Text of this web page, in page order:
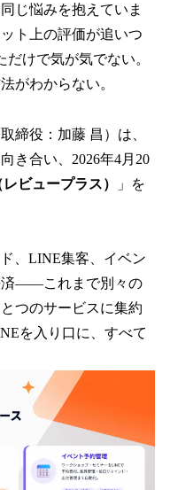
じ悩みを抱えていま
ト上の評価が追いつ
けで気が気でない。
がわからない。
締役：加藤 昌）は、
き合い、2026年4月20
ビュープラス）
」を
、LINE集客、イベン
済——これまで別々の
つのサービスに集約
を入り口に、すべて